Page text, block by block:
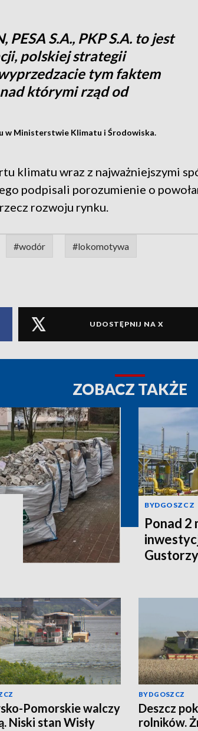
PESA S.A., PKP S.A. to jest
polskiej strategii
tym faktem
którymi rząd od
w Ministerstwie Klimatu i Środowiska.
klimatu wraz z najważniejszymi
podpisali porozumienie o
rozwoju rynku.
#wodór #lokomotywa
UDOSTĘPNIJ NA X
ZOBACZ TAKŻE
BYDGOSZCZ
Ponad 2
Pomorskie walczy
Niski stan Wisły
BYDGOSZCZ
Deszcz
rolników.